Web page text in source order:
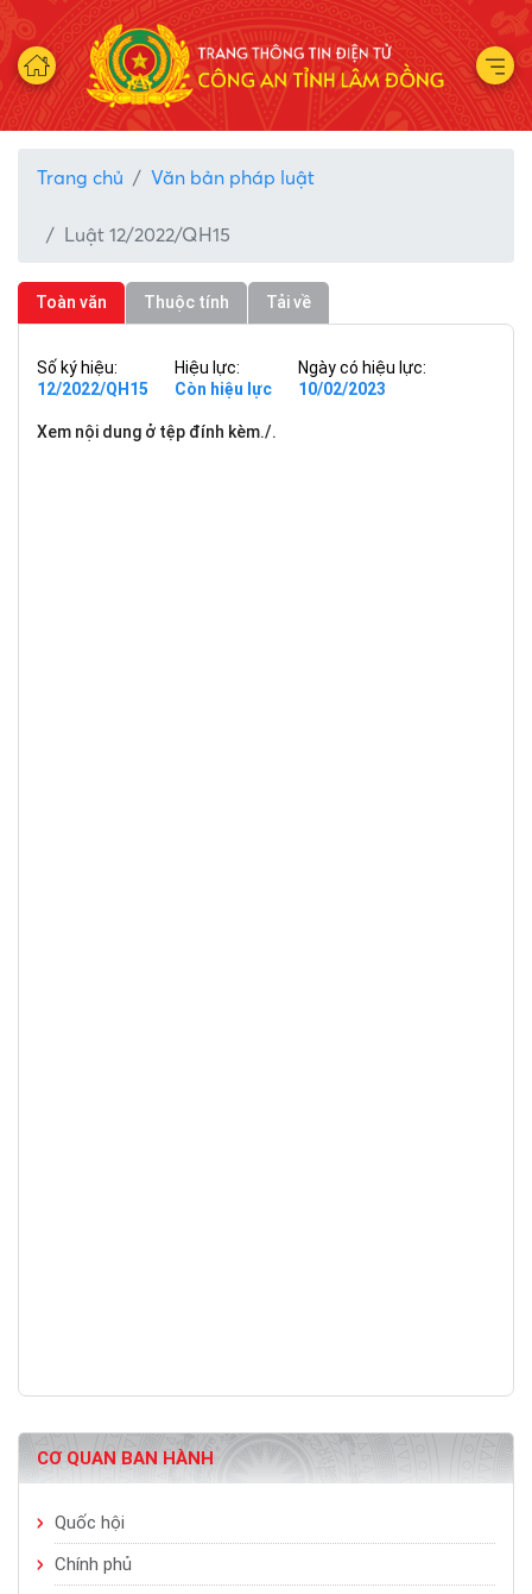
Trang chủ Văn bản pháp luật
Luật 12/2022/QH15
Toàn văn Thuộc tính Tải về
Số ký hiệu:
12/2022/QH15
Hiệu lực:
Còn hiệu lực
Ngày có hiệu lực:
10/02/2023
Xem nội dung ở tệp đính kèm./.
CƠ QUAN BAN HÀNH
Quốc hội
Chính phủ